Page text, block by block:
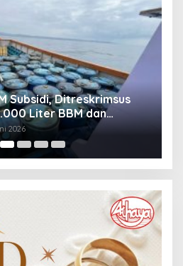
Subsidi, Ditreskrimsus
Liter BBM dan
2026